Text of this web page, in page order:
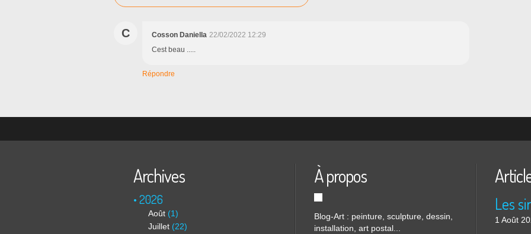
C Cosson Daniella 22/02/2022 12:29
Cest beau .....
Répondre
Archives
2026
Août (1)
Juillet (22)
À propos
Blog-Art : peinture, sculpture, dessin,
installation, art postal...
1 Août